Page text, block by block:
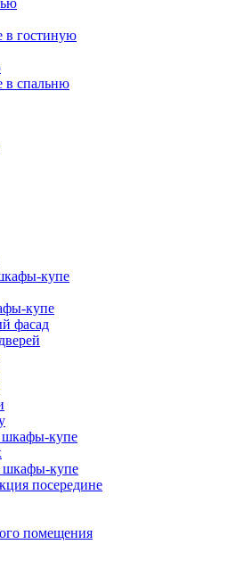
гостиную
спальню
купе
купе
фасад
купе
шкафы-купе
посередине
помещения